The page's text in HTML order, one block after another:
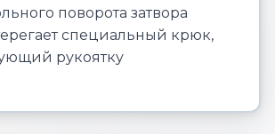
поворота затвора
специальный крюк,
рукоятку